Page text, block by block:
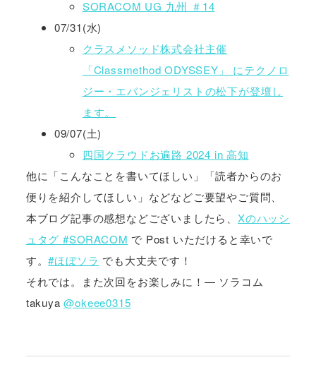
SORACOM UG 九州 ＃14
07/31(水)
クラスメソッド株式会社主催
「Classmethod ODYSSEY」 にテクノロ
ジー・エバンジェリストの松下が登壇し
ます。
09/07(土)
四国クラウドお遍路 2024 in 高知
他に「こんなことを書いてほしい」「読者からのお
便りを紹介してほしい」などなどご要望やご質問、
本ブログ記事の感想などございましたら、 Xのハッシ
ュタグ #SORACOM で Post いただけると幸いで
す。#ほぼソラ でも大丈夫です！
それでは。また次回をお楽しみに！― ソラコム
takuya@okeee0315